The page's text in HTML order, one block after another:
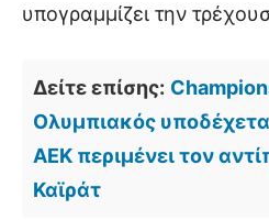
υπογραμμίζει την
Δείτε επίσης:
Ολυμπιακός
ΑΕΚ περιμένει τον
Καϊράτ